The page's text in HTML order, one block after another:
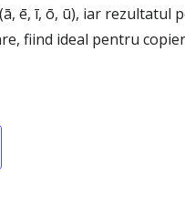
ē, ī, ō, ū), iar rezultatul
fiind ideal pentru